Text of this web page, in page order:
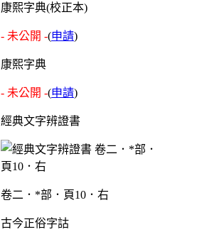
康熙字典(校正本)
- 未公開 -(申請)
康熙字典
- 未公開 -(申請)
經典文字辨證書
卷二．*部．頁10．右
古今正俗字詁